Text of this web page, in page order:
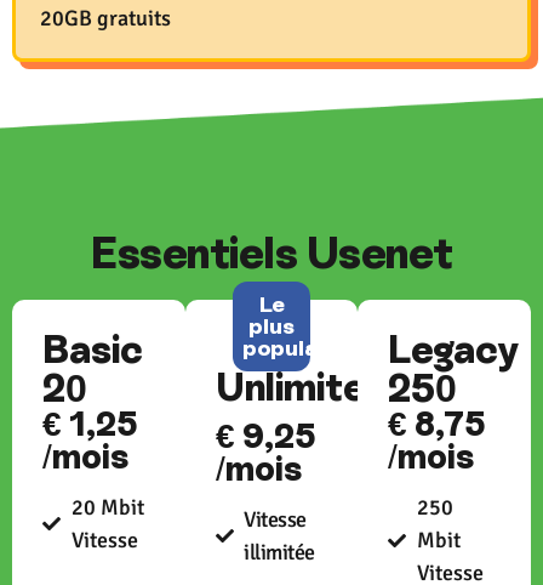
20GB gratuits
Essentiels Usenet
Basic
20
€ 1,25
/mois
20 Mbit
Vitesse
Le
plus
populaire
Unlimited
€ 9,25
/mois
Vitesse
illimitée
Legacy
250
€ 8,75
/mois
250
Mbit
Vitesse